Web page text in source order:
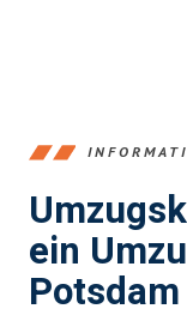
ein
Potsdam